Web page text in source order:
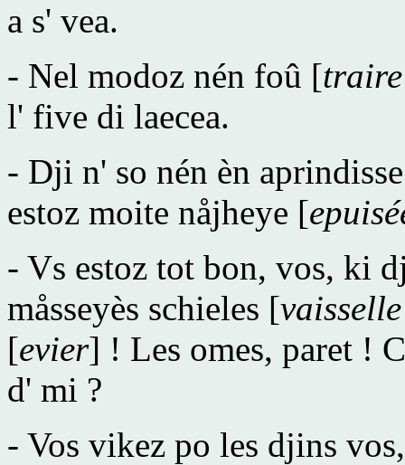
a s' vea.
- Nel modoz nén foû [
l' five di laecea.
- Dji n' so nén èn
estoz moite nåjheye [
- Vs estoz tot bon, vos, ki
måsseyès schieles [
[evier] ! Les omes, paret !
d' mi ?
- Vos vikez po les djins